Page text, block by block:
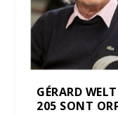
GÉRARD
205 SONT